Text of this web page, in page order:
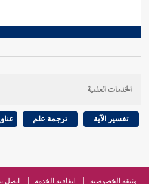
الخدمات العلمية
تفسير الآية ترجمة علم
وثيقة الخصوصية اتفاقية الخدمة اتصل